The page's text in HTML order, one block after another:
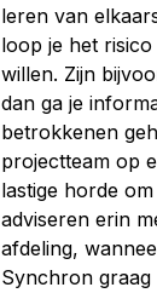
leren van
loop je het
willen. Zijn
dan ga je
betrokkenen
projectteam op
lastige horde
adviseren erin
afdeling,
Synchron